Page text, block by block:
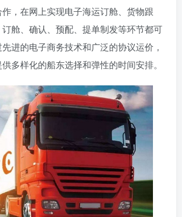
，在网上实现电子海运订舱、货物跟
舱、确认、预配、提单制发等环节都可
进的电子商务技术和广泛的协议运价，
多样化的船东选择和弹性的时间安排。